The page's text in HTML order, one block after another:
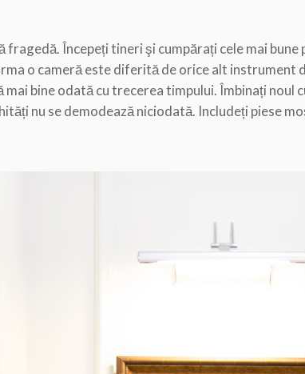
Începeți tineri şi cumpărați cele mai
o cameră este diferită de orice alt instrument
bine odată cu trecerea timpului. Îmbinați noul
nu se demodează niciodată. Includeți piese